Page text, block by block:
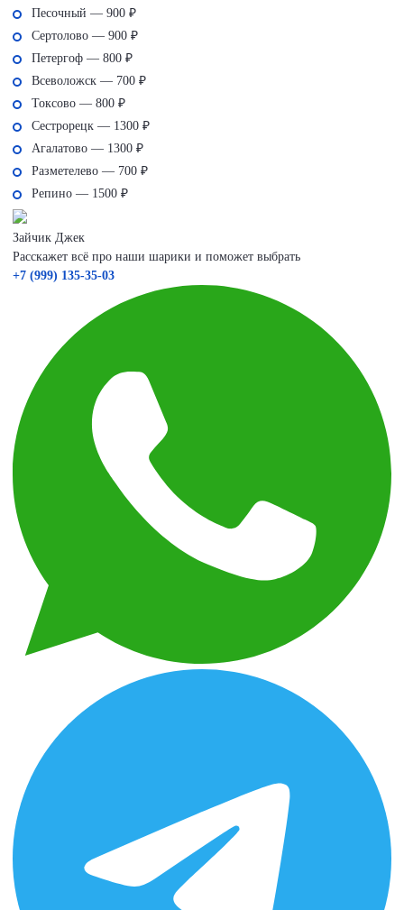
Песочный — 900 ₽
Сертолово — 900 ₽
Петергоф — 800 ₽
Всеволожск — 700 ₽
Токсово — 800 ₽
Сестрорецк — 1300 ₽
Агалатово — 1300 ₽
Разметелево — 700 ₽
Репино — 1500 ₽
Зайчик Джек
Расскажет всё про наши шарики и поможет выбрать
+7 (999) 135-35-03